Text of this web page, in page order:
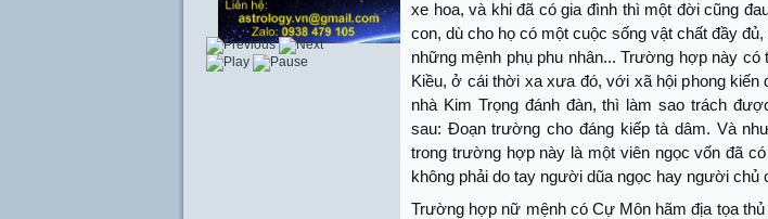
xe hoa, và khi đã có gia đình thì một đời cũng
con, dù cho họ có một cuộc sống vật chất đầy
những mệnh phụ phu nhân... Trường hợp này
Kiều, ở cái thời xa xưa đó, với xã hội phong
nhà Kim Trọng đánh đàn, thì làm sao trách
sau: Đoạn trường cho đáng kiếp tà dâm. Và
trong trường hợp này là một viên ngọc vốn đã
không phải do tay người dũa ngọc hay người chủ
Trường hợp nữ mệnh có Cự Môn hãm địa tọa